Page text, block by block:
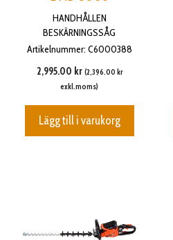
HANDHÅLLEN
BESKÄRNINGSSÅG
Artikelnummer: C6000388
2,995.00 kr (2,396.00 kr
exkl.moms)
Lägg till i varukorg